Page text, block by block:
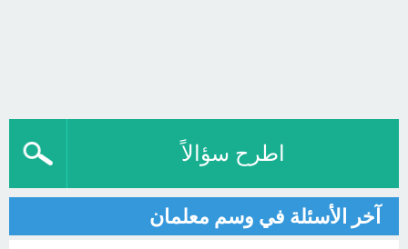
اطرح سؤالاً
آخر الأسئلة في وسم معلمان